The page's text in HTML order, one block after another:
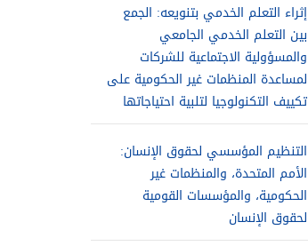
إثراء التعلم الخدمي بتنويعه: الجمع
بين التعلم الخدمي الجامعي
والمسؤولية الاجتماعية للشركات
لمساعدة المنظمات غير الحكومية على
تكييف التكنولوجيا لتلبية احتياجاتها
التنظيم المؤسسي لحقوق الإنسان:
الأمم المتحدة، والمنظمات غير
الحكومية، والمؤسسات القومية
لحقوق الإنسان